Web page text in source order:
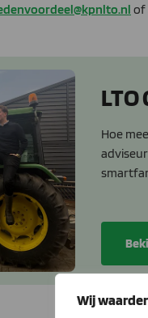
Wij
of
LTO
Hoe